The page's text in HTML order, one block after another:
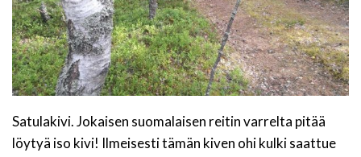
Satulakivi. Jokaisen suomalaisen reitin varrelta pitää
löytyä iso kivi! Ilmeisesti tämän kiven ohi kulki saattue